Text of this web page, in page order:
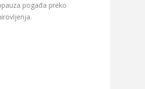
pogađa preko